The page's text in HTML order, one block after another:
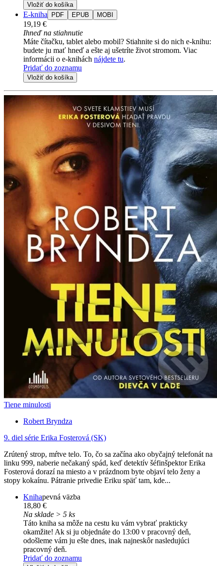
Vložiť do košíka
E-kniha PDF EPUB MOBI
19,19 €
Ihneď na stiahnutie
Máte čítačku, tablet alebo mobil? Stiahnite si do nich e-knihu:
budete ju mať hneď a ešte aj ušetríte život stromom. Viac
informácii o e-knihách nájdete tu.
Pridať do zoznamu
Vložiť do košíka
Tiene minulosti
Robert Bryndza
9. diel série Erika Fosterová (SK)
Zrútený strop, mŕtve telo. To, čo sa začína ako obyčajný telefonát na
linku 999, naberie nečakaný spád, keď detektív šéfinšpektor Erika
Fosterová dorazí na miesto a v prázdnom byte objaví telo ženy a
stopy kokaínu. Pátranie privedie Eriku späť tam, kde...
Knihapevná väzba
18,80 €
Na sklade > 5 ks
Táto kniha sa môže na cestu ku vám vybrať prakticky
okamžite! Ak si ju objednáte do 13:00 v pracovný deň,
odošleme vám ju ešte dnes, inak najneskôr nasledujúci
pracovný deň.
Pridať do zoznamu